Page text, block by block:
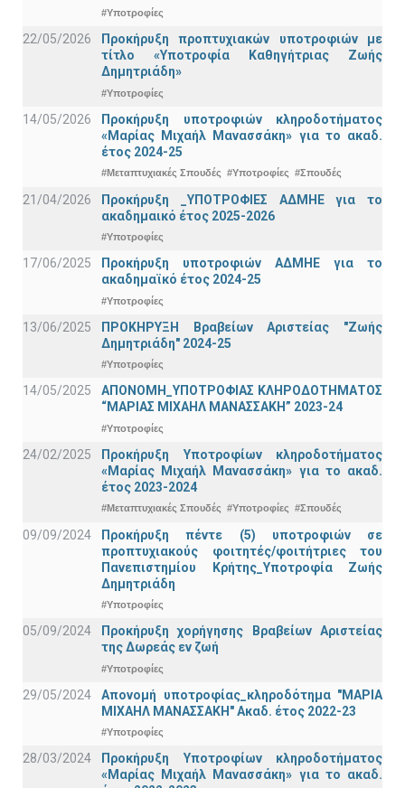
#Υποτροφίες
22/05/2026
Προκήρυξη προπτυχιακών υποτροφιών με
τίτλο «Υποτροφία Καθηγήτριας Ζωής
Δημητριάδη»
#Υποτροφίες
14/05/2026
Προκήρυξη υποτροφιών κληροδοτήματος
«Μαρίας Μιχαήλ Μανασσάκη» για το ακαδ.
έτος 2024-25
#Μεταπτυχιακές Σπουδές #Υποτροφίες #Σπουδές
21/04/2026
Προκήρυξη _ΥΠΟΤΡΟΦΙΕΣ ΑΔΜΗΕ για το
ακαδημαικό έτος 2025-2026
#Υποτροφίες
17/06/2025
Προκήρυξη υποτροφιών ΑΔΜΗΕ για το
ακαδημαϊκό έτος 2024-25
#Υποτροφίες
13/06/2025
ΠΡΟΚΗΡΥΞΗ Βραβείων Αριστείας "Ζωής
Δημητριάδη" 2024-25
#Υποτροφίες
14/05/2025
ΑΠΟΝΟΜΗ_ΥΠΟΤΡΟΦΙΑΣ ΚΛΗΡΟΔΟΤΗΜΑΤΟΣ
“ΜΑΡΙΑΣ ΜΙΧΑΗΛ ΜΑΝΑΣΣΑΚΗ” 2023-24
#Υποτροφίες
24/02/2025
Προκήρυξη Υποτροφίων κληροδοτήματος
«Μαρίας Μιχαήλ Μανασσάκη» για το ακαδ.
έτος 2023-2024
#Μεταπτυχιακές Σπουδές #Υποτροφίες #Σπουδές
09/09/2024
Προκήρυξη πέντε (5) υποτροφιών σε
προπτυχιακούς φοιτητές/φοιτήτριες του
Πανεπιστημίου Κρήτης_Υποτροφία Ζωής
Δημητριάδη
#Υποτροφίες
05/09/2024
Προκήρυξη χορήγησης Βραβείων Αριστείας
της Δωρεάς εν ζωή
#Υποτροφίες
29/05/2024
Απονομή υποτροφίας_κληροδότημα "ΜΑΡΙΑ
ΜΙΧΑΗΛ ΜΑΝΑΣΣΑΚΗ" Ακαδ. έτος 2022-23
#Υποτροφίες
28/03/2024
Προκήρυξη Υποτροφίων κληροδοτήματος
«Μαρίας Μιχαήλ Μανασσάκη» για το ακαδ.